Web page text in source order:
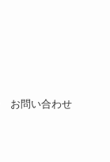
お問い合わせ